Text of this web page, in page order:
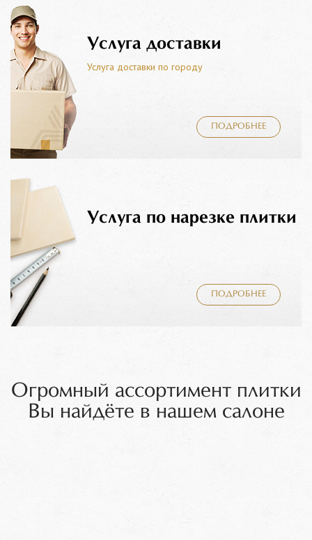
Услуга доставки
Услуга доставки по городу
ПОДРОБНЕЕ
Услуга по нарезке плитки
ПОДРОБНЕЕ
Огромный ассортимент плитки
Вы найдёте в нашем салоне